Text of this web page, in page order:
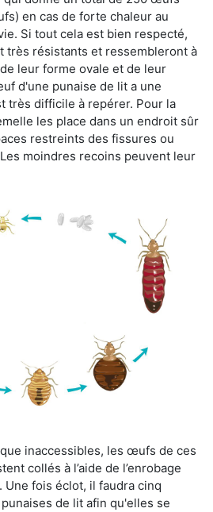
en cas de forte chaleur au
Si tout cela est bien respecté,
résistants et ressembleront à
leur forme ovale et de leur
d'une punaise de lit a une
très difficile à repérer. Pour la
les place dans un endroit sûr
restreints des fissures ou
moindres recoins peuvent leur
inaccessibles, les œufs de ces
collés à l’aide de l’enrobage
fois éclot, il faudra cinq
de lit afin qu'elles se